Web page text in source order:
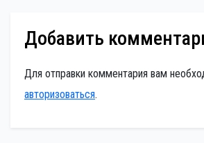
Добавить
Для отправки комментария вам
авторизоваться.